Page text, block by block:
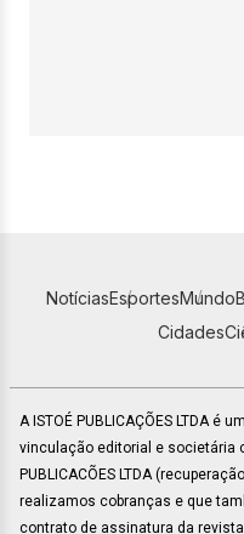
NotíciasEsportesMundo
Cidades
A ISTOÉ PUBLICAÇÕES LTDA é
vinculação editorial e societária
PUBLICACÕES LTDA
realizamos cobranças e que
contrato de assinatura da